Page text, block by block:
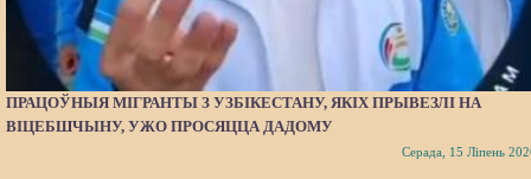
ПРАЦОЎНЫЯ МІГРАНТЫ З УЗБІКЕСТАНУ, ЯКІХ ПРЫВЕЗЛІ НА
ВІЦЕБШЧЫНУ, УЖО ПРОСЯЦЦА ДАДОМУ
Серада, 15 Ліпень